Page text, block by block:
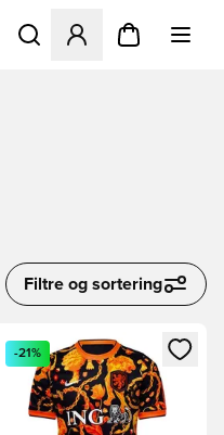
Åbner en Modal til at
Filtre og sortering
tilmelde dig som
Åbner en Modal til at logge
-21%